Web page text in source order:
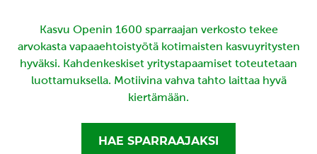
Kasvu Openin 1600 sparraajan verkosto tekee
arvokasta vapaaehtoistyötä kotimaisten kasvuyritysten
hyväksi. Kahdenkeskiset yritystapaamiset toteutetaan
luottamuksella. Motiivina vahva tahto laittaa hyvä
kiertämään.
HAE SPARRAAJAKSI